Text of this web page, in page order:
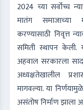
2024 च्या सर्वोच्च
मातंग समाजाच्या
करण्यासाठी निवृत्त
समिती स्थापन केली.
अहवाल सरकारला
अध्यक्षतेखालील
मागवल्या. या
असंतोष निर्माण झाला